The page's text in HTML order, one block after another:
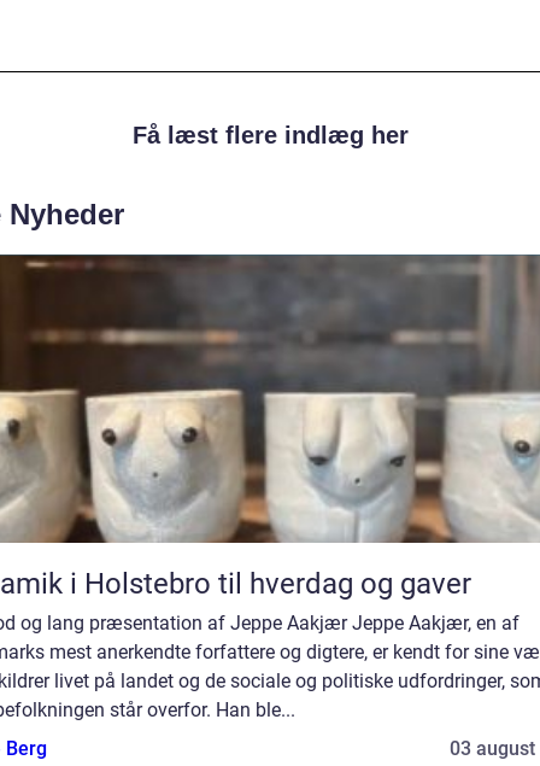
Få læst flere indlæg her
Nyheder
i Holstebro til hverdag og gaver
og lang præsentation af Jeppe Aakjær Jeppe Aakjær, en af
mest anerkendte forfattere og digtere, er kendt for sine
livet på landet og de sociale og politiske udfordringer,
står overfor. Han ble...
Berg
03 august